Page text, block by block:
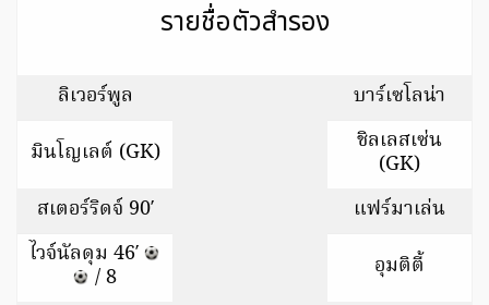
รายชื่อตัวสำรอง
ลิเวอร์พูล
บาร์เซโลน่า
มินโญเลต์ (GK)
ชิลเลสเซ่น
(GK)
สเตอร์ริดจ์ 90′
แฟร์มาเล่น
ไวจ์นัลดุม 46′
/ 8
อุมติตี้